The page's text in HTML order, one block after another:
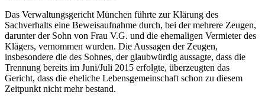
Das Verwaltungsgericht München führte zur Klärung des
Sachverhalts eine Beweisaufnahme durch, bei der mehrere Zeugen,
darunter der Sohn von Frau V.G. und die ehemaligen Vermieter des
Klägers, vernommen wurden. Die Aussagen der Zeugen,
insbesondere die des Sohnes, der glaubwürdig aussagte, dass die
Trennung bereits im Juni/Juli 2015 erfolgte, überzeugten das
Gericht, dass die eheliche Lebensgemeinschaft schon zu diesem
Zeitpunkt nicht mehr bestand.